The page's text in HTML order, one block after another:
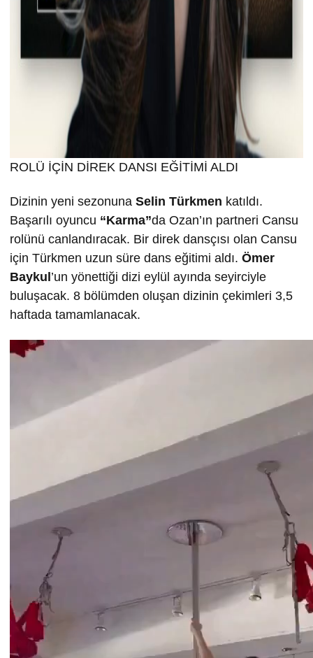
ROLÜ İÇİN DİREK DANSI EĞİTİMİ ALDI
Dizinin yeni sezonuna Selin Türkmen katıldı.
Başarılı oyuncu “Karma”da Ozan’ın partneri Cansu
rolünü canlandıracak. Bir direk dansçısı olan Cansu
için Türkmen uzun süre dans eğitimi aldı. Ömer
Baykul’un yönettiği dizi eylül ayında seyirciyle
buluşacak. 8 bölümden oluşan dizinin çekimleri 3,5
haftada tamamlanacak.